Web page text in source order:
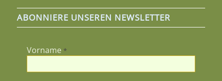
ABONNIERE UNSEREN NEWSLETTER
Vorname *